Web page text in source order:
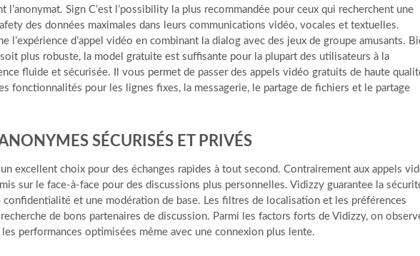
l’anonymat. Sign C’est l’possibility la plus recommandée pour ceux qui recherchent une
des données maximales dans leurs communications vidéo, vocales et textuelles.
l’expérience d’appel vidéo en combinant la dialog avec des jeux de groupe amusants.
plus robuste, la model gratuite est suffisante pour la plupart des utilisateurs à la
fluide et sécurisée. Il vous permet de passer des appels vidéo gratuits de haute
fonctionnalités pour les lignes fixes, la messagerie, le partage de fichiers et le partage
SÉCURISÉS ET PRIVÉS
excellent choix pour des échanges rapides à tout second. Contrairement aux appels
sur le face-à-face pour des discussions plus personnelles. Vidizzy guarantee la
confidentialité et une modération de base. Les filtres de localisation et les préférences
de bons partenaires de discussion. Parmi les factors forts de Vidizzy, on
performances optimisées même avec une connexion plus lente.